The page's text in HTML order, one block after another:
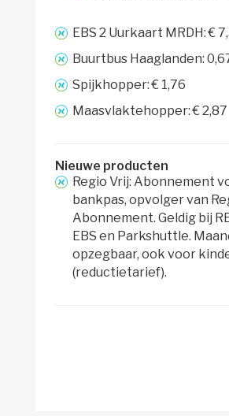
EBS 2 Uurkaart MRDH: €
Buurtbus Haaglanden:
Spijkhopper: € 1,76
Maasvlaktehopper: € 2,87
Nieuwe producten
Regio Vrij: Abonnement
bankpas, opvolger van
Abonnement. Geldig bij
EBS en Parkshuttle.
opzegbaar, ook voor
(reductietarief).